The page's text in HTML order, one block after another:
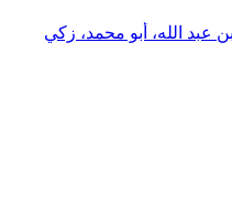
عبد الله، أبو محمد، زكي